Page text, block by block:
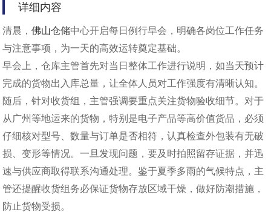
详细内容
清晨，佛山仓储中心开启每日例行早会，明确各岗位工作任务
与注意事项，为一天的高效运转奠定基础。
早会上，仓库主管首先对当日整体工作进行说明，如当天预计
完成的货物出入库总量，让全体人员对工作强度有清晰认知。
随后，针对收货组，主管强调要重点关注货物验收细节。对于
从广州等地运来的货物，特别是电子产品等高价值货品，必须
仔细核对型号、数量与订单是否相符，认真检查外包装有无破
损、变形等情况。一旦发现问题，要及时拍照留存证据，并迅
速与供应商取得联系沟通处理。鉴于夏季多雨的气候特点，主
管还提醒收货组务必保证货物存放区域干燥，做好防潮措施，
防止货物受损。